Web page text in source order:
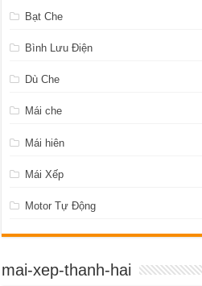
Bạt Che
Bình Lưu Điện
Dù Che
Mái che
Mái hiên
Mái Xếp
Motor Tự Động
mai-xep-thanh-hai